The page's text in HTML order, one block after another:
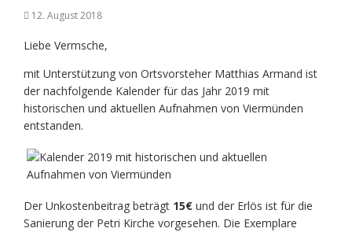
12. August 2018
Liebe Vermsche,
mit Unterstützung von Ortsvorsteher Matthias Armand ist
der nachfolgende Kalender für das Jahr 2019 mit
historischen und aktuellen Aufnahmen von Viermünden
entstanden.
Der Unkostenbeitrag beträgt 15€ und der Erlös ist für die
Sanierung der Petri Kirche vorgesehen. Die Exemplare